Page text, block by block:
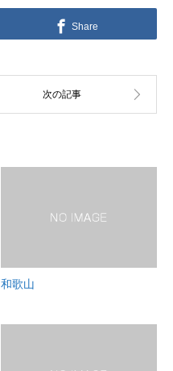
Share
和歌山